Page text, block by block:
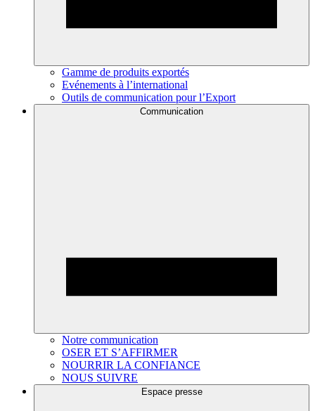
Gamme de produits exportés
Evénements à l’international
Outils de communication pour l’Export
Communication
Notre communication
OSER ET S’AFFIRMER
NOURRIR LA CONFIANCE
NOUS SUIVRE
Espace presse